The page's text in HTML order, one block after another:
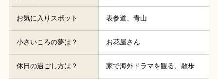
お気に入りスポット 表参道、青山
小さいころの夢は？ お花屋さん
休日の過ごし方は？ 家で海外ドラマを観る、散歩